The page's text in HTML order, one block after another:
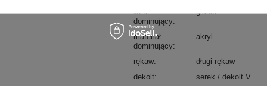
wzór
dominujący
gładki
materiał
dominujący
akryl
rękaw
długi rękaw
dekolt
serek / dekolt V